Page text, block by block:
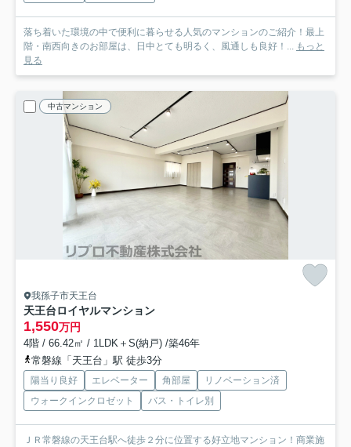
落ち着いた環境の中で便利に暮らせる人気のマンションのご紹介！最上
階・南西向きのお部屋は、日中とても明るく、風通しも良好！... もっと
見る
中古マンション
我孫子市天王台
天王台ロイヤルマンション
1,550万円
4階 / 66.42㎡ / 1LDK＋S(納戸) /築46年
常磐線「天王台」駅 徒歩3分
陽当り良好 エレベーター 角部屋
リノベーション済
ウォークインクロゼット
バス・トイレ別
ＪＲ常磐線の天王台駅へ徒歩２分に位置する好立地マンション！商業施